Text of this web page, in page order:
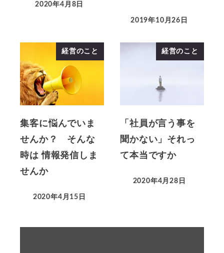
2020年4月8日
2019年10月26日
経営のこと
集客に悩んでいま
せんか？ そんな
時は 情報発信しま
せんか
2020年4月15日
経営のこと
「社員が言う事を
聞かない」それっ
て本当ですか
2020年4月28日